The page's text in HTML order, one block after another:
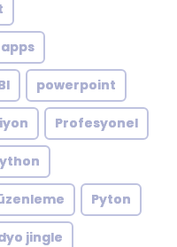
powerpoint
Profesyonel
Pyton
jingle